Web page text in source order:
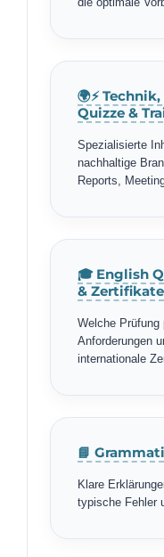
die optimale
🌍⚡
Quizze &
Spezialisierte
nachhaltige
Reports,
🎓 English
& Zertifikate
Welche
Anforderungen
internationale
📘
Klare
typische Fehler